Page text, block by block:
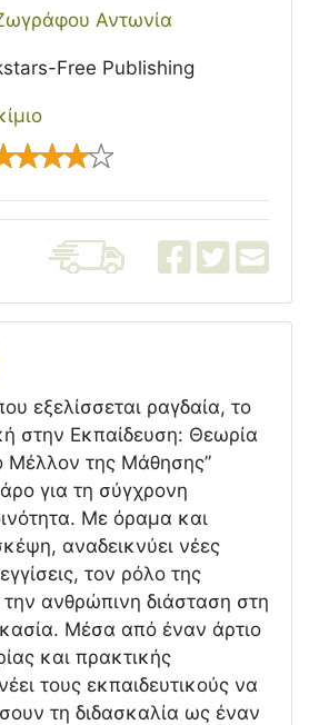
Αντωνία
Free Publishing
εξελίσσεται ραγδαία, το
στην Εκπαίδευση: Θεωρία
Μέλλον της Μάθησης”
για τη σύγχρονη
Με όραμα και
αναδεικνύει νέες
τον ρόλο της
την ανθρώπινη διάσταση στη
Μέσα από έναν άρτιο
και πρακτικής
τους εκπαιδευτικούς να
τη διδασκαλία ως έναν